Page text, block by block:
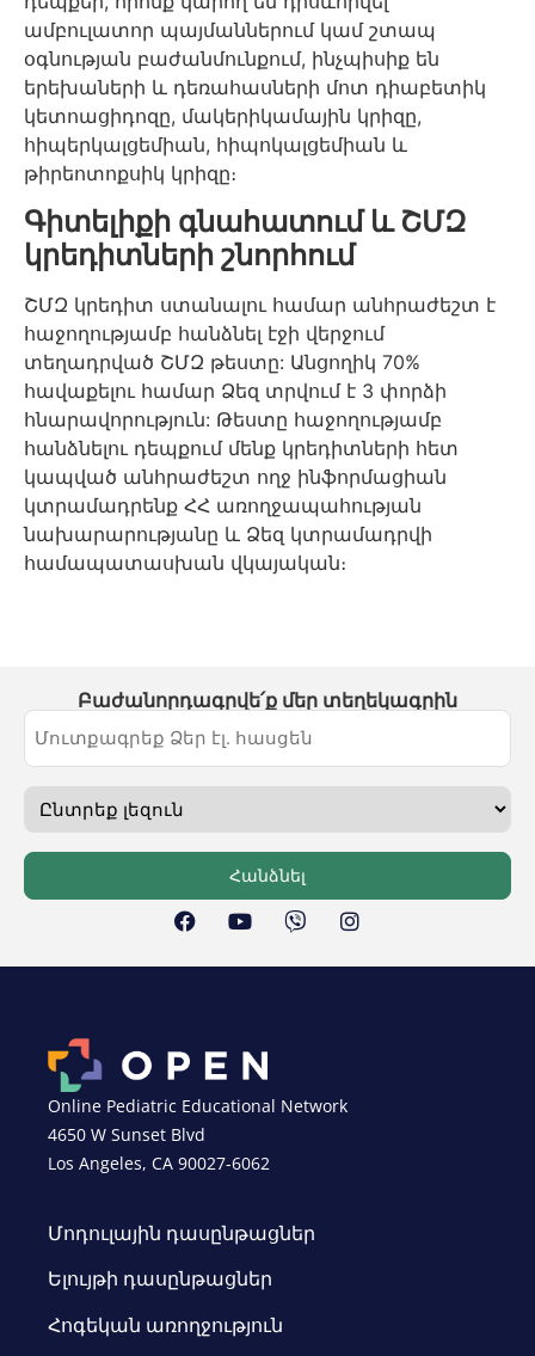
ամբուլատոր պայմաններում կամ շտապ
օգնության բաժանմունքում, ինչպիսիք են
երեխաների և դեռահասների մոտ դիաբետիկ
կետոացիդոզը, մակերիկամային կրիզը,
հիպերկալցեմիան, հիպոկալցեմիան և
թիրեոտոքսիկ կրիզը։
Գիտելիքի գնահատում և ՇՄԶ
կրեդիտների շնորհում
ՇՄԶ կրեդիտ ստանալու համար անհրաժեշտ է
հաջողությամբ հանձնել էջի վերջում
տեղադրված ՇՄԶ թեստը: Անցողիկ 70%
հավաքելու համար Ձեզ տրվում է 3 փորձի
հնարավորություն: Թեստը հաջողությամբ
հանձնելու դեպքում մենք կրեդիտների հետ
կապված անհրաժեշտ ողջ ինֆորմացիան
կտրամադրենք ՀՀ առողջապահության
նախարարությանը և Ձեզ կտրամադրվի
համապատասխան վկայական։
Բաժանորդագրվե՛ք մեր տեղեկագրին
Հանձնել
Online Pediatric Educational Network
4650 W Sunset Blvd
Los Angeles, CA 90027-6062
Մոդուլային դասընթացներ
Ելույթի դասընթացներ
Հոգեկան առողջություն